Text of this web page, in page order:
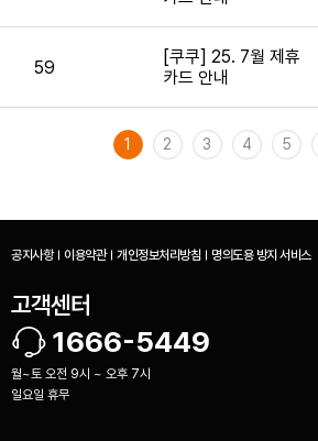
59
[쿠쿠] 25. 7월 제휴
카드 안내
1 2 3 4 5
공지사항 이용약관 개인정보처리방침 명의도용 방지 서비스
고객센터
1666-5449
월~토 오전 9시 ~ 오후 7시
일요일 휴무